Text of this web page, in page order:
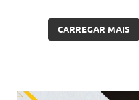
CARREGAR MAIS